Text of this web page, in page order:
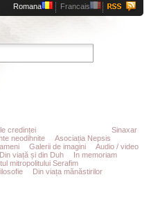
Romana Francais
credinței
Sinaxar
neodihnite
Asociația Nepsis
Galerii de imagini
Audio / video
Din viață și din Duh
In memoriam
mitropolitului Serafim
Din viața mănăstirilor